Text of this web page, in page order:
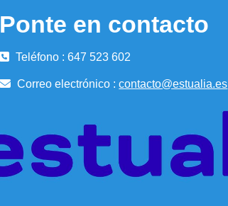
Ponte en contacto
Teléfono : 647 523 602
Correo electrónico :contacto@estualia.es